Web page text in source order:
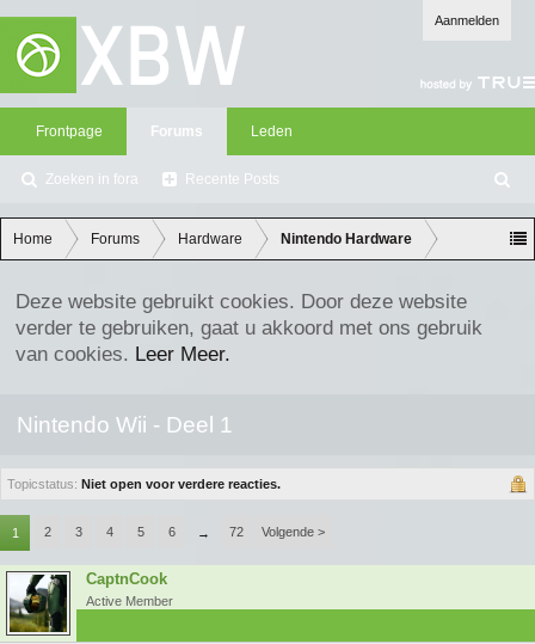
Aanmelden
Frontpage Forums
Zoeken in fora Recente Posts
Leden
oe
ke
n
Home Forums Hardware Nintendo Hardware
Deze website gebruikt cookies. Door deze website
verder te gebruiken, gaat u akkoord met ons gebruik
van cookies. Leer Meer.
Nintendo Wii - Deel 1
Topicstatus: Niet open voor verdere reacties.
1 2 3 4 5 6 → 72 Volgende >
CaptnCook
Active Member